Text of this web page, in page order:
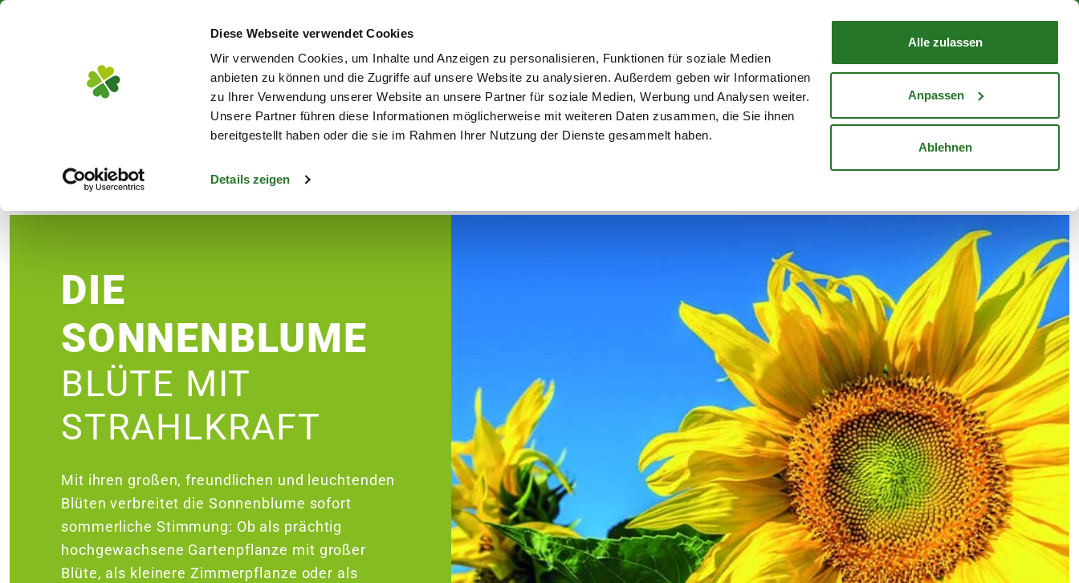
Diese Webseite verwendet Cookies
Wir verwenden Cookies, um Inhalte und Anzeigen zu personalisieren, Funktionen für soziale Medien
anbieten zu können und die Zugriffe auf unsere Website zu analysieren. Außerdem geben wir Informationen
zu Ihrer Verwendung unserer Website an unsere Partner für soziale Medien, Werbung und Analysen weiter.
Unsere Partner führen diese Informationen möglicherweise mit weiteren Daten zusammen, die Sie ihnen
bereitgestellt haben oder die sie im Rahmen Ihrer Nutzung der Dienste gesammelt haben.
Details zeigen
Alle zulassen
Anpassen
Ablehnen
Mein KontoStandorte
WARENKORB
Blumen Pflanzen Garten Aktuelles Ratgeber Gutscheine Karriere
Ratgeber Pflanzenratgeber Sonnenblume
DIE
SONNENBLUME
BLÜTE MIT
STRAHLKRAFT
Mit ihren großen, freundlichen und leuchtenden
Blüten verbreitet die Sonnenblume sofort
sommerliche Stimmung: Ob als prächtig
hochgewachsene Gartenpflanze mit großer
Blüte, als kleinere Zimmerpflanze oder als